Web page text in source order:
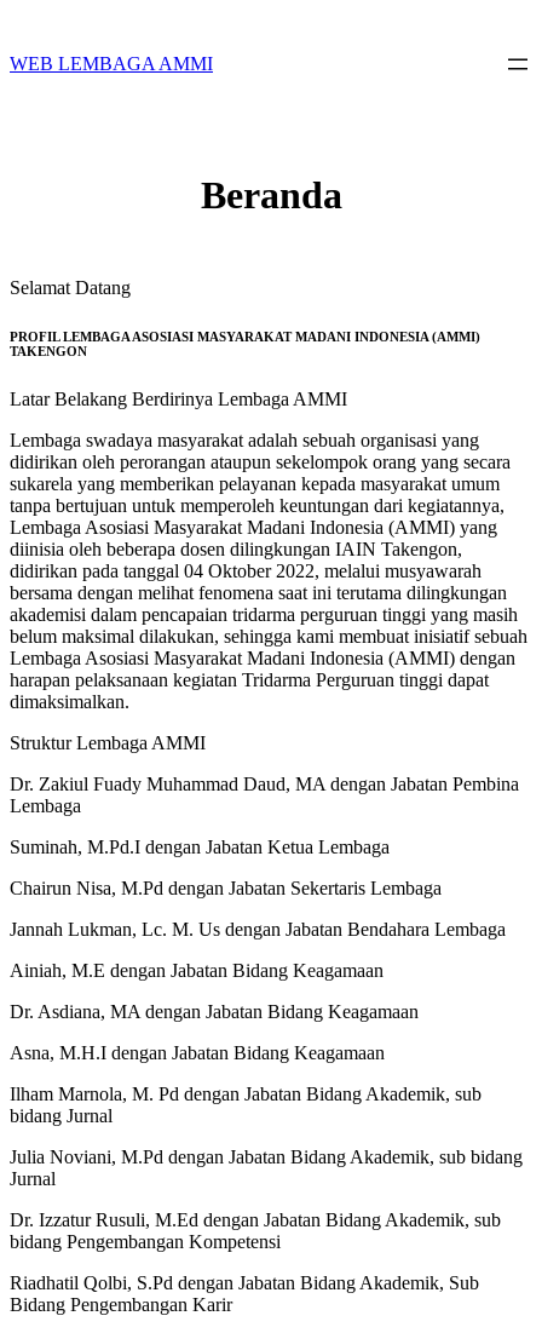
content
WEB LEMBAGA AMMI
Beranda
Selamat Datang
PROFIL LEMBAGA ASOSIASI MASYARAKAT MADANI INDONESIA (AMMI)
TAKENGON
Latar Belakang Berdirinya Lembaga AMMI
Lembaga swadaya masyarakat adalah sebuah organisasi yang
didirikan oleh perorangan ataupun sekelompok orang yang secara
sukarela yang memberikan pelayanan kepada masyarakat umum
tanpa bertujuan untuk memperoleh keuntungan dari kegiatannya,
Lembaga Asosiasi Masyarakat Madani Indonesia (AMMI) yang
diinisia oleh beberapa dosen dilingkungan IAIN Takengon,
didirikan pada tanggal 04 Oktober 2022, melalui musyawarah
bersama dengan melihat fenomena saat ini terutama dilingkungan
akademisi dalam pencapaian tridarma perguruan tinggi yang masih
belum maksimal dilakukan, sehingga kami membuat inisiatif sebuah
Lembaga Asosiasi Masyarakat Madani Indonesia (AMMI) dengan
harapan pelaksanaan kegiatan Tridarma Perguruan tinggi dapat
dimaksimalkan.
Struktur Lembaga AMMI
Dr. Zakiul Fuady Muhammad Daud, MA dengan Jabatan Pembina
Lembaga
Suminah, M.Pd.I dengan Jabatan Ketua Lembaga
Chairun Nisa, M.Pd dengan Jabatan Sekertaris Lembaga
Jannah Lukman, Lc. M. Us dengan Jabatan Bendahara Lembaga
Ainiah, M.E dengan Jabatan Bidang Keagamaan
Dr. Asdiana, MA dengan Jabatan Bidang Keagamaan
Asna, M.H.I dengan Jabatan Bidang Keagamaan
Ilham Marnola, M. Pd dengan Jabatan Bidang Akademik, sub
bidang Jurnal
Julia Noviani, M.Pd dengan Jabatan Bidang Akademik, sub bidang
Jurnal
Dr. Izzatur Rusuli, M.Ed dengan Jabatan Bidang Akademik, sub
bidang Pengembangan Kompetensi
Riadhatil Qolbi, S.Pd dengan Jabatan Bidang Akademik, Sub
Bidang Pengembangan Karir